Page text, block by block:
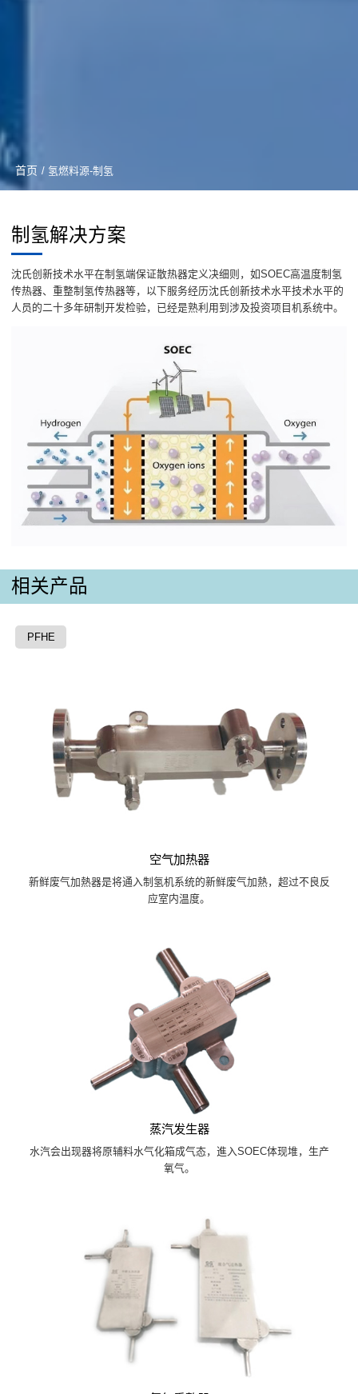
首页 / 氢燃料源-制氢
制氢解决方案
沈氏创新技术水平在制氢端保证散热器定义决细则，如SOEC高温度制氢
传热器、重整制氢传热器等，以下服务经历沈氏创新技术水平技术水平的
人员的二十多年研制开发检验，已经是熟利用到涉及投资项目机系统中。
相关产品
PFHE
空气加热器
新鲜废气加熱器是将通入制氢机系统的新鲜废气加熱，超过不良反
应室内温度。
蒸汽发生器
水汽会出现器将原辅料水气化箱成气态，進入SOEC体现堆，生产
氧气。